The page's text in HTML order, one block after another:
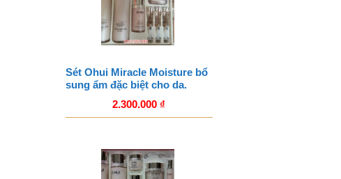
Sét Ohui Miracle Moisture bổ
sung ẩm đặc biệt cho da.
2.300.000 ₫